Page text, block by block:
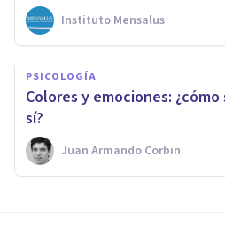
Instituto Mensalus
PSICOLOGÍA
Colores y emociones:
sí?
Juan Armando Corbin